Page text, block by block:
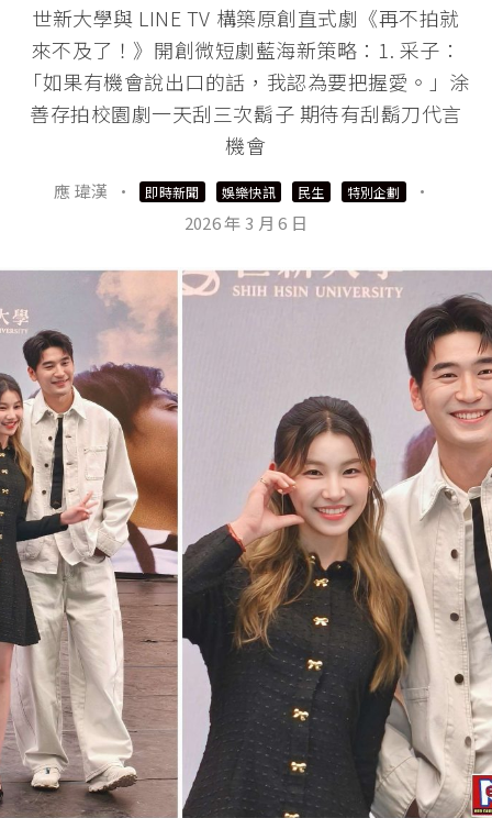
世新大學與 LINE TV 構築原創直式劇《再不拍就
來不及了！》開創微短劇藍海新策略：1. 采子：
「如果有機會說出口的話，我認為要把握愛。」涂
善存拍校園劇一天刮三次鬍子 期待有刮鬍刀代言
機會
應 瑋漢 · 即時新聞 娛樂快訊 民生 特別企劃
·
2026 年 3 月 6 日